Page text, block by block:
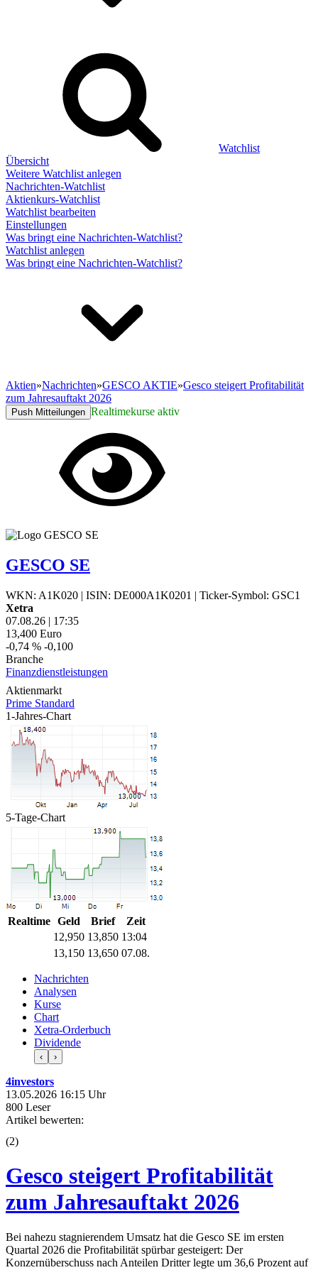
Watchlist
Übersicht
Weitere Watchlist anlegen
Nachrichten-Watchlist
Aktienkurs-Watchlist
Watchlist bearbeiten
Einstellungen
Was bringt eine Nachrichten-Watchlist?
Watchlist anlegen
Was bringt eine Nachrichten-Watchlist?
Aktien»Nachrichten»GESCO AKTIE»Gesco steigert Profitabilität
zum Jahresauftakt 2026
Push Mitteilungen Realtimekurse aktiv
GESCO SE
WKN: A1K020 | ISIN: DE000A1K0201 | Ticker-Symbol: GSC1
Xetra
07.08.26 | 17:35
13,400 Euro
-0,74 % -0,100
Branche
Finanzdienstleistungen
Aktienmarkt
Prime Standard
1-Jahres-Chart
5-Tage-Chart
Realtime Geld Brief
Zeit
12,950 13,850 13:04
13,150 13,650 07.08.
Nachrichten
Analysen
Kurse
Chart
Xetra-Orderbuch
Dividende
‹ ›
4investors
13.05.2026 16:15 Uhr
800 Leser
Artikel bewerten:
(2)
Gesco steigert Profitabilität
zum Jahresauftakt 2026
Bei nahezu stagnierendem Umsatz hat die Gesco SE im ersten
Quartal 2026 die Profitabilität spürbar gesteigert: Der
Konzernüberschuss nach Anteilen Dritter legte um 36,6 Prozent auf